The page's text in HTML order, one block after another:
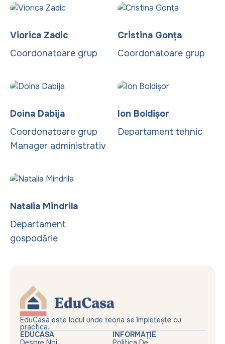
Viorica Zadic
Coordonatoare grup
Cristina Gonța
Coordonatoare grup
Doina Dabija
Coordonatoare grup
Manager administrativ
Ion Boldișor
Departament tehnic
Natalia Mindrila
Departament
gospodărie
EduCasa este locul unde teoria se împletește cu
practica.
EDUCASA
INFORMAȚIE